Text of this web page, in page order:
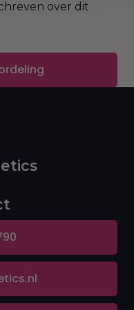
en sheaboter
en alle
over dit